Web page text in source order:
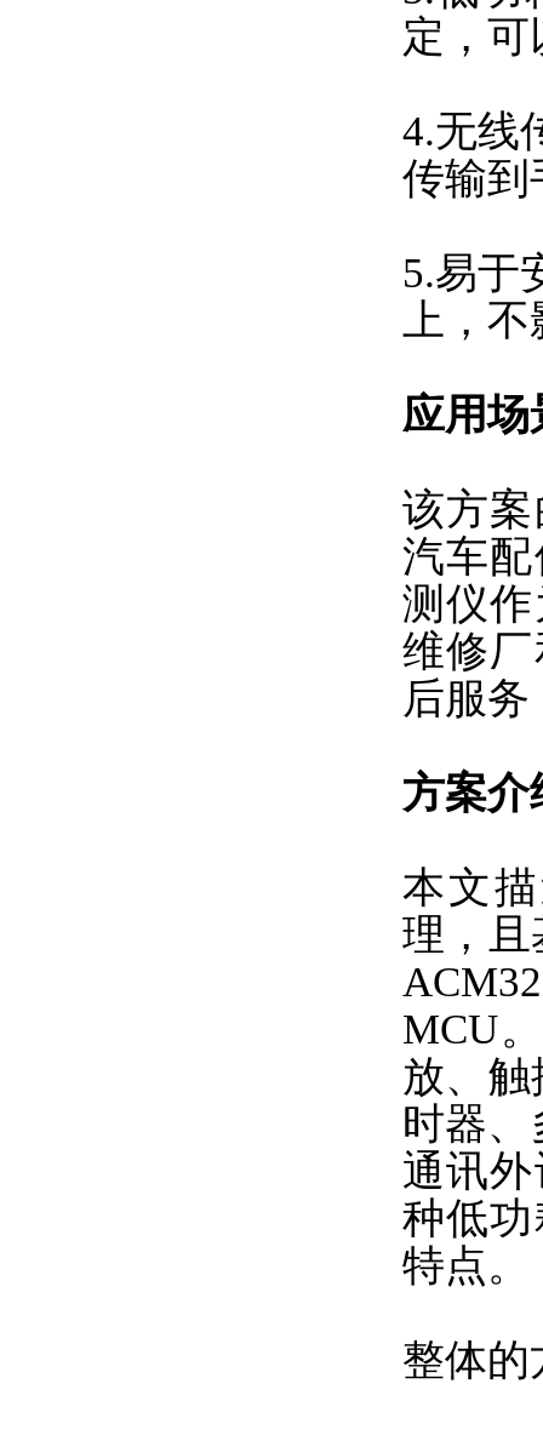
定，可
4.无线
传输到
5.易于
上，
应用场
该方
汽车
测仪
维修
后服
方案介
本文
理，且
MCU
放、
时器、
通讯
种低
特点。
整体的